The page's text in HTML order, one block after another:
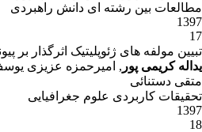
مطالعات بین رشته ای دانش راهبردی
1397
17
تبیین مولفه های ژئوپلیتیک اثرگذار بر
یداله کریمی پور , امیرحمزه عزیزی
متقی دستنائی
تحقیقات کاربردی علوم جغرافیایی
1397
18